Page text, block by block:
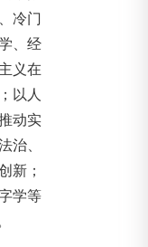
冷门
、经
义在
以人
动实
治、
新；
学等